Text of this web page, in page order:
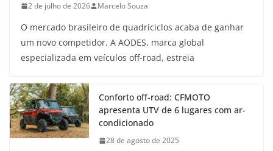
2 de julho de 2026 Marcelo Souza
O mercado brasileiro de quadriciclos acaba de ganhar
um novo competidor. A AODES, marca global
especializada em veículos off-road, estreia
Conforto off-road: CFMOTO
apresenta UTV de 6 lugares com ar-
condicionado
28 de agosto de 2025